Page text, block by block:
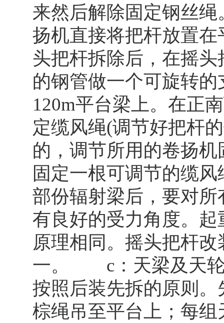
来然后解除固定钢丝
扬机直接将把杆放置
头把杆拆除后，在摇头
的钢管做一个可旋转
120m平台梁上。在正
定缆风绳(调节好把杆
的，调节所用的卷扬
固定一根可调节的缆
部份辐射梁后，要对
有良好的受力角度。
原理相同。摇头把杆
一。 c：天梁及天轮
按照后装先拆的原则
棕绳吊至平台上；每